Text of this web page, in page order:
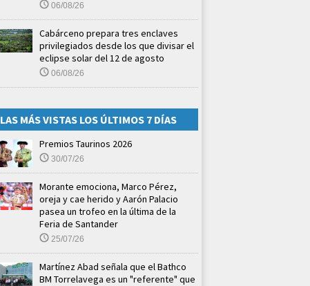
06/08/26
Cabárceno prepara tres enclaves
privilegiados desde los que divisar el
eclipse solar del 12 de agosto
06/08/26
LAS MÁS VISTAS LOS ÚLTIMOS 7 DÍAS
Premios Taurinos 2026
30/07/26
Morante emociona, Marco Pérez,
oreja y cae herido y Aarón Palacio
pasea un trofeo en la última de la
Feria de Santander
25/07/26
Martínez Abad señala que el Bathco
BM Torrelavega es un "referente" que